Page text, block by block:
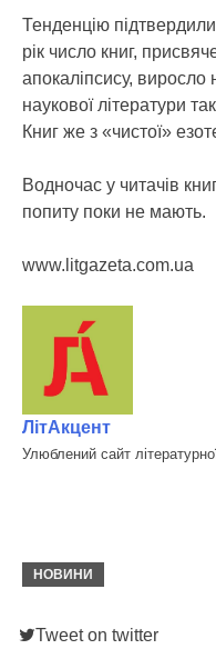
Тенденцію
рік число книг,
апокаліпсису, виросло
наукової літератури
Книг же з «чистої»
Водночас у читачів
попиту поки не мають.
www.litgazeta.com.ua
ЛітАкцент
Улюблений сайт
НОВИНИ
Tweet on twitter